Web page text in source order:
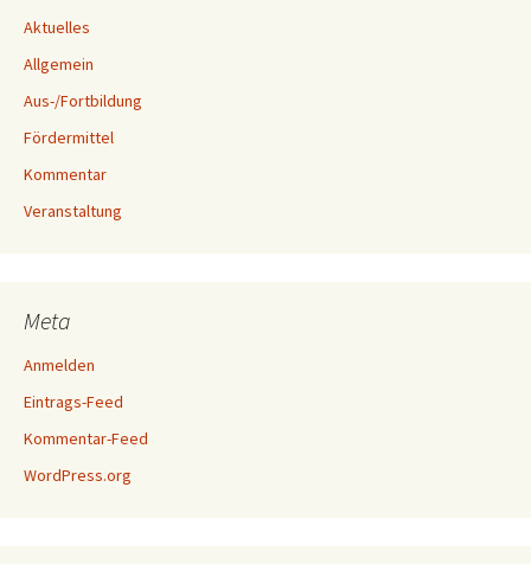
Aktuelles
Allgemein
Aus-/Fortbildung
Fördermittel
Kommentar
Veranstaltung
Meta
Anmelden
Eintrags-Feed
Kommentar-Feed
WordPress.org